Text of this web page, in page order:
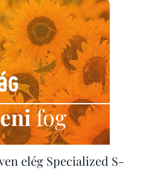
fog
elég Specialized S-